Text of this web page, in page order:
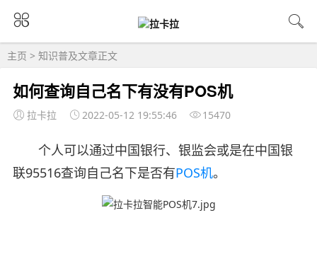
主页 > 知识普及文章正文
如何查询自己名下有没有POS机
拉卡拉 2022-05-12 19:55:46 15470
个人可以通过中国银行、银监会或是在中国银
联95516查询自己名下是否有POS机。